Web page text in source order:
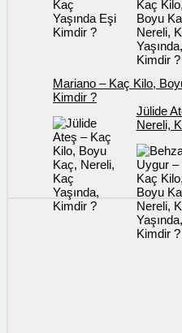
Mariano – Kaç Kilo,
Kimdir ?
Jülide
Nereli,